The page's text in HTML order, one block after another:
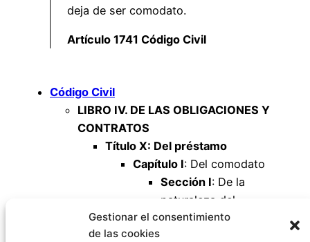
Gestionar el consentimiento
de las cookies
deja de ser comodato.
Artículo 1741 Código Civil
Código Civil
LIBRO IV. DE LAS OBLIGACIONES Y
CONTRATOS
Título X: Del préstamo
Capítulo I: Del comodato
Sección I: De la
naturaleza del
comodato